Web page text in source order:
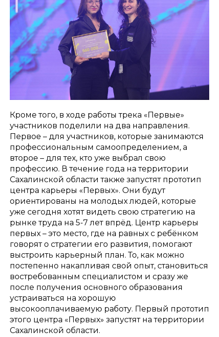
Кроме того, в ходе работы трека «Первые»
участников поделили на два направления.
Первое – для участников, которые занимаются
профессиональным самоопределением, а
второе – для тех, кто уже выбрал свою
профессию. В течение года на территории
Сахалинской области также запустят прототип
центра карьеры «Первых». Они будут
ориентированы на молодых людей, которые
уже сегодня хотят видеть свою стратегию на
рынке труда на 5-7 лет впрёд. Центр карьеры
первых – это место, где на равных с ребёнком
говорят о стратегии его развития, помогают
выстроить карьерный план. То, как можно
постепенно накапливая свой опыт, становиться
востребованным специалистом и сразу же
после получения основного образования
устраиваться на хорошую
высокооплачиваемую работу. Первый прототип
этого центра «Первых» запустят на территории
Сахалинской области.